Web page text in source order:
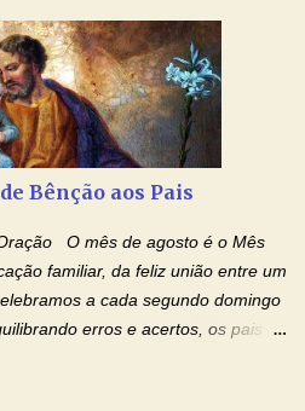
Sangue seja agora derramado
familiares. Eu peço, Senhor
e salvítico deste Sangue,
diabólica que possa estar
Peço também que atenda, em
Eu, desde já, agradeço de
me atenderá. Eu louvo o Pai por
como presente de Páscoa. eu
Bênção aos Pais
O mês de agosto é o Mês
familiar, da feliz união entre um
a cada segundo domingo
erros e acertos, os pais